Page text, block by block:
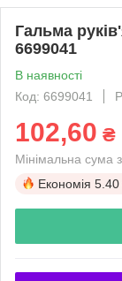
Гальма
6699041
В наявності
Код: 6699041
102,60 ₴
Мінімальна сума
Економія 5.40